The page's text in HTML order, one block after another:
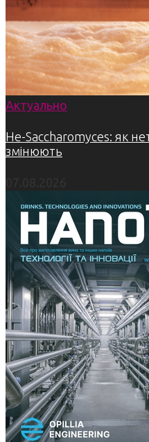
Актуально
Не-Saccharomyces: як
змінюють